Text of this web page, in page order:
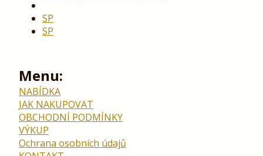
SP
SP
Menu:
NABÍDKA
JAK NAKUPOVAT
OBCHODNÍ PODMÍNKY
VÝKUP
Ochrana osobních údajů